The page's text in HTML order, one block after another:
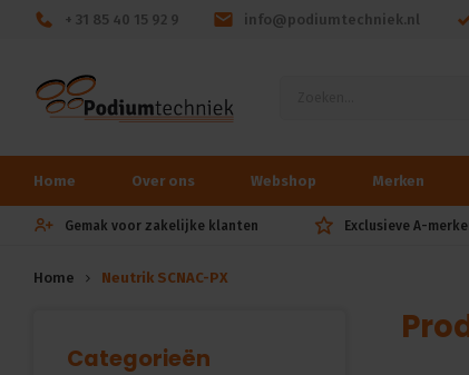
+ 31 85 40 15 92 9 info@podiumtechniek.nl
Home Over ons Webshop Merken
Gemak voor zakelijke klanten Exclusieve A-
Home Neutrik SCNAC-PX
Categorieën